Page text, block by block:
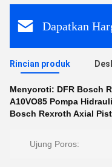
Dapatkan
Rincian produk
Menyoroti: DFR Bosch
A10VO85 Pompa
Bosch Rexroth Axial
Ujung Poros: